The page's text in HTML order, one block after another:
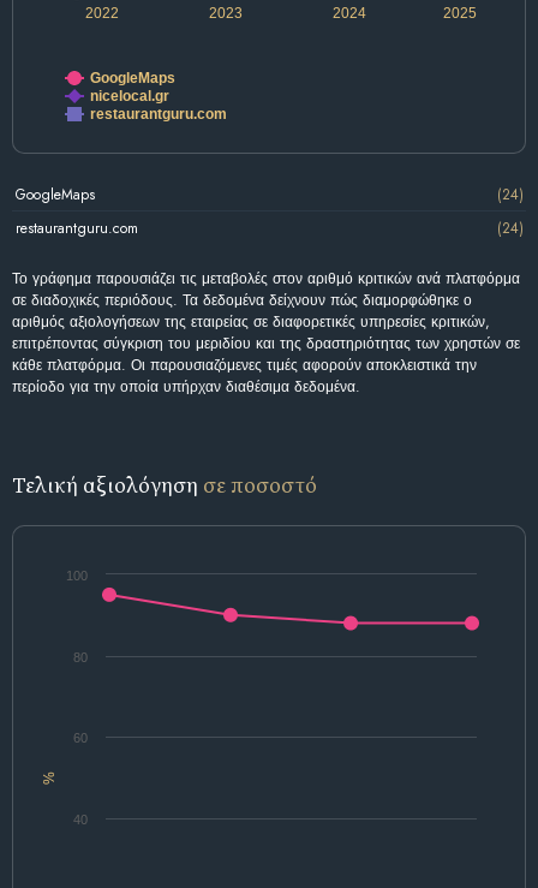
2022 2024
2023 2025
GoogleMaps
nicelocal.gr
restaurantguru.com
GoogleMaps
(24)
restaurantguru.com
(24)
Το γράφημα παρουσιάζει τις μεταβολές στον αριθμό κριτικών ανά πλατφόρμα
σε διαδοχικές περιόδους. Τα δεδομένα δείχνουν πώς διαμορφώθηκε ο
αριθμός αξιολογήσεων της εταιρείας σε διαφορετικές υπηρεσίες κριτικών,
επιτρέποντας σύγκριση του μεριδίου και της δραστηριότητας των χρηστών σε
κάθε πλατφόρμα. Οι παρουσιαζόμενες τιμές αφορούν αποκλειστικά την
περίοδο για την οποία υπήρχαν διαθέσιμα δεδομένα.
Τελική αξιολόγηση σε ποσοστό
%
40
60
80
100